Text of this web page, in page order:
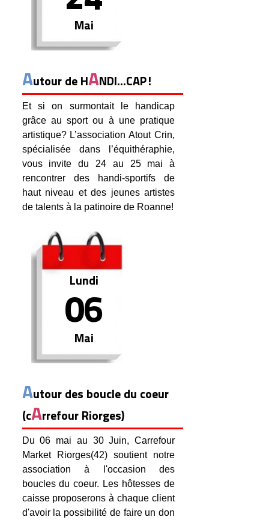
Mai
Autour de HANDI...CAP!
Et si on surmontait le handicap
grâce au sport ou à une pratique
artistique? L’association Atout Crin,
spécialisée dans l’équithéraphie,
vous invite du 24 au 25 mai à
rencontrer des handi-sportifs de
haut niveau et des jeunes artistes
de talents à la patinoire de Roanne!
Lundi
06
Mai
Autour des boucle du coeur
(cArrefour Riorges)
Du 06 mai au 30 Juin, Carrefour
Market Riorges(42) soutient notre
association à l'occasion des
boucles du coeur. Les hôtesses de
caisse proposerons à chaque client
d'avoir la possibilité de faire un don